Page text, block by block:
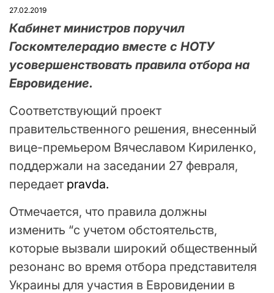
27.02.2019
Кабинет министров поручил
Госкомтелерадио вместе с НОТУ
усовершенствовать правила отбора на
Евровидение.
Соответствующий проект
правительственного решения, внесенный
вице-премьером Вячеславом Кириленко,
поддержали на заседании 27 февраля,
передает pravda.
Отмечается, что правила должны
изменить “с учетом обстоятельств,
которые вызвали широкий общественный
резонанс во время отбора представителя
Украины для участия в Евровидении в